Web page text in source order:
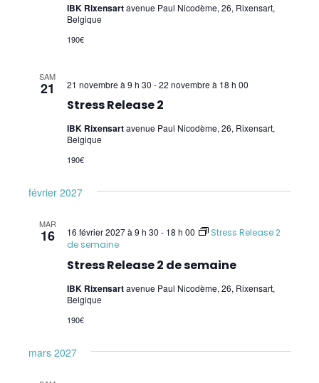
Sensibilités et Allergies (W. Topping) –
Allergies
Topping) – Online – Q/A Instructor SR 1-3
online evening
Soulager les maux de tête et inconforts du
Master Class – niveau 1 (W. Topping)
Surmonter ses addictions (W. Topping) –
Overcoming addictions
Gérer sa vie efficacement (ancien "Donner
IBK Rixensartavenue Paul Nicodème, 26, Rixensart,
Belgique
190€
SAM
21
Stress Release 2
21 novembre à 9 h 30 -22 novembre à 18 h 00
IBK Rixensartavenue Paul Nicodème, 26, Rixensart,
Belgique
190€
février 2027
MAR
16
Stress Release 2 de semaine
16 février 2027 à 9 h 30 - 18 h 00
Stress Release 2
de semaine
IBK Rixensartavenue Paul Nicodème, 26, Rixensart,
Belgique
190€
mars 2027